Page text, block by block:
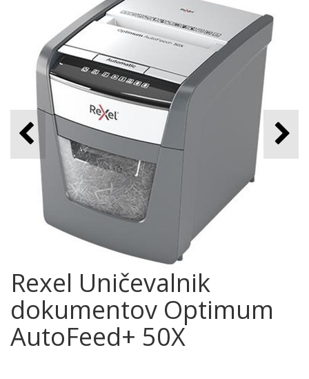
Rexel Uničevalnik
dokumentov Optimum
AutoFeed+ 50X